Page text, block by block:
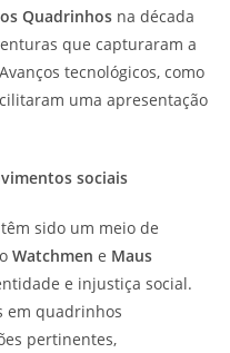
Quadrinhos na década
que capturaram a
tecnológicos, como
uma apresentação
sociais
sido um meio de
Watchmen e Maus
e injustiça social.
em quadrinhos
pertinentes,